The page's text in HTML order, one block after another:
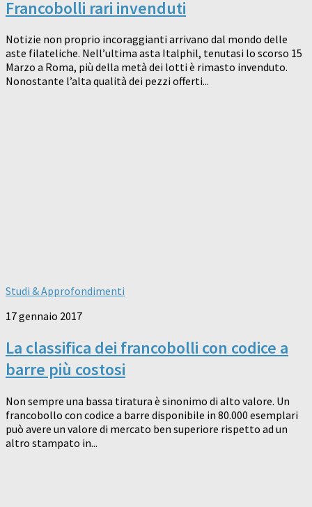
Francobolli rari invenduti
Notizie non proprio incoraggianti arrivano dal mondo delle
aste filateliche. Nell’ultima asta Italphil, tenutasi lo scorso 15
Marzo a Roma, più della metà dei lotti è rimasto invenduto.
Nonostante l’alta qualità dei pezzi offerti...
Studi & Approfondimenti
17 gennaio 2017
La classifica dei francobolli con codice a
barre più costosi
Non sempre una bassa tiratura è sinonimo di alto valore. Un
francobollo con codice a barre disponibile in 80.000 esemplari
può avere un valore di mercato ben superiore rispetto ad un
altro stampato in...